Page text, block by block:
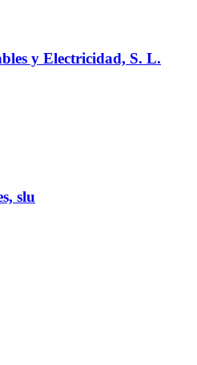
y Electricidad, S. L.
slu